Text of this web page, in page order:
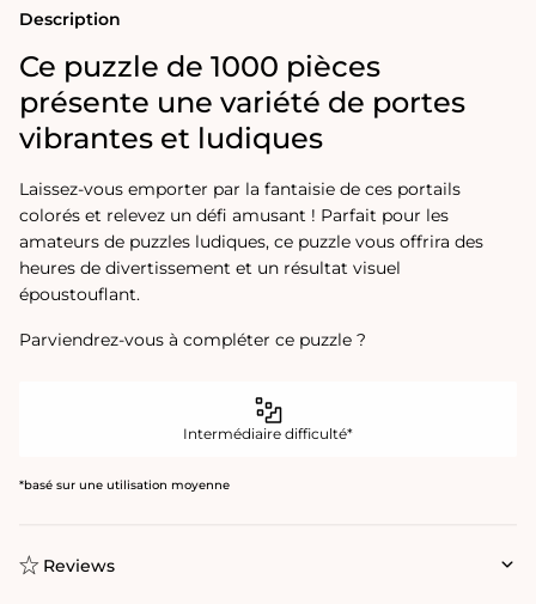
Description
Ce puzzle de 1000 pièces
présente une variété de portes
vibrantes et ludiques
Laissez-vous emporter par la fantaisie de ces portails
colorés et relevez un défi amusant ! Parfait pour les
amateurs de puzzles ludiques, ce puzzle vous offrira des
heures de divertissement et un résultat visuel
époustouflant.
Parviendrez-vous à compléter ce puzzle ?
Intermédiaire difficulté*
*basé sur une utilisation moyenne
Reviews